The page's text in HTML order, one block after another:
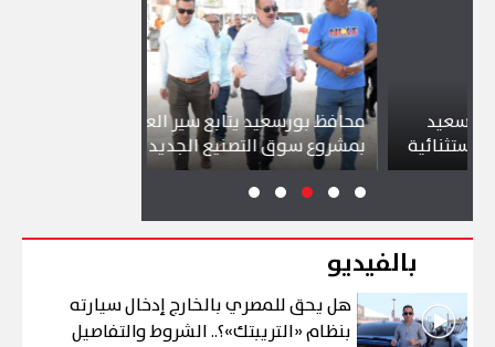
محافظ بورسعيد يتابع سير العمل
بمشروع سوق التصنيع الجديد
بالفيديو
هل يحق للمصري بالخارج إدخال سيارته
بنظام «التريبتك»؟.. الشروط والتفاصيل